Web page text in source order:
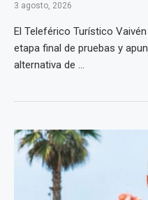
3 agosto, 2026
El Teleférico Turístico
etapa final de pruebas y
alternativa de ...